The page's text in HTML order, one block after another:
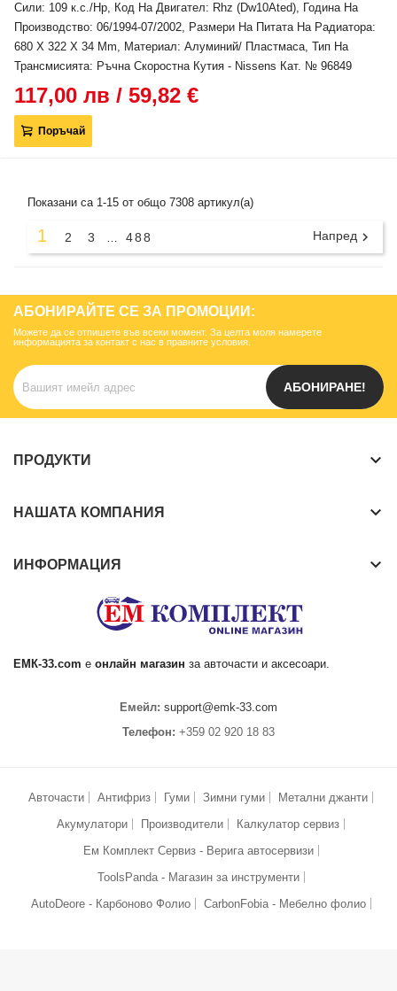
Сили: 109 к.с./Hp, Код На Двигател: Rhz (Dw10Ated), Година На
Производство: 06/1994-07/2002, Размери На Питата На Радиатора:
680 X 322 X 34 Mm, Материал: Алуминий/ Пластмаса, Тип На
Трансмисията: Ръчна Скоростна Кутия - Nissens Кат. № 96849
117,00 лв / 59,82 €
Поръчай
Показани са 1-15 от общо 7308 артикул(а)
1 2 3 … 488 Напред 
АБОНИРАЙТЕ СЕ ЗА ПРОМОЦИИ:
Можете да се отпишете във всеки момент. За целта моля намерете
информацията за контакт с нас в правните условия.
АБОНИРАНЕ!
ПРОДУКТИ keyboard_arrow_down
НАШАТА КОМПАНИЯ keyboard_arrow_down
ИНФОРМАЦИЯ keyboard_arrow_down
ЕМК-33.com е онлайн магазин за авточасти и аксесоари.
Емейл: support@emk-33.com
Телефон: +359 02 920 18 83
Авточасти Антифриз Гуми Зимни гуми
Метални джанти
Акумулатори
Производители
Калкулатор сервиз
Ем Комплект Сервиз - Верига автосервизи
ToolsPanda - Магазин за инструменти
AutoDeore - Карбоново Фолио
CarbonFobia - Мебелно фолио